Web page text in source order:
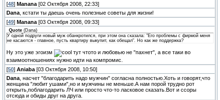
[48] Manana [02 Октября 2008, 22:33]
Dana , кстати ты даешь очень полезные советы для жизни!
[49] Manana [03 Октября 2008, 09:33]
Quote (Dana)
У одной подруги новый муж обанкротился, при этом она сказала: "Его проблемы с фирмой меня
не касаются - главное, пусть квартиру выкупит, как обещал". Но как же поддержка?
Ну это уже эгоизм
тут чтото и любовью не "пахнет", а все таки во
взаимоотношениях нужно идти на компромис.
[50] Aniaba [03 Октября 2008, 10:50]
Dana , насчет "благодарить надо мужчин" согласна полностью.Хоть и говорят,что
женщина "любит ушами",но и мужчины не меньше.А нам порой трудно рот
открыть,поблагодарить ЛЧ или просто что-то ласковое сказать.Вот и ссоры
отсюда и обиды друг на друга.